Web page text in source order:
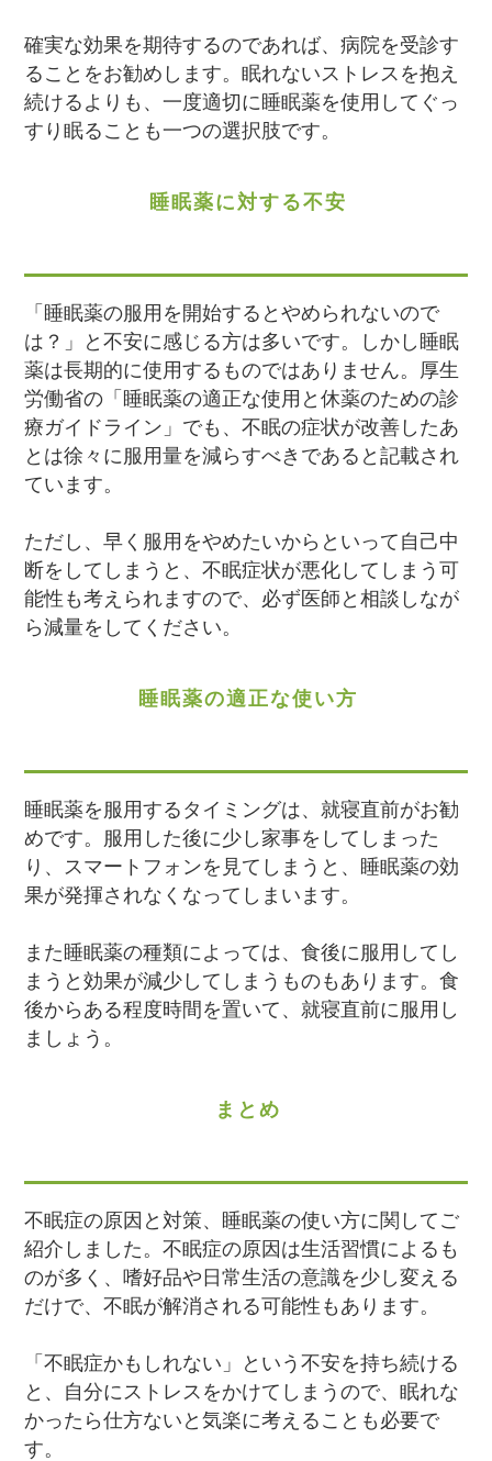
確実な効果を期待するのであれば、病院を受診す
ることをお勧めします。眠れないストレスを抱え
続けるよりも、一度適切に睡眠薬を使用してぐっ
すり眠ることも一つの選択肢です。
睡眠薬に対する不安
「睡眠薬の服用を開始するとやめられないので
は？」と不安に感じる方は多いです。しかし睡眠
薬は長期的に使用するものではありません。厚生
労働省の「睡眠薬の適正な使用と休薬のための診
療ガイドライン」でも、不眠の症状が改善したあ
とは徐々に服用量を減らすべきであると記載され
ています。
ただし、早く服用をやめたいからといって自己中
断をしてしまうと、不眠症状が悪化してしまう可
能性も考えられますので、必ず医師と相談しなが
ら減量をしてください。
睡眠薬の適正な使い方
睡眠薬を服用するタイミングは、就寝直前がお勧
めです。服用した後に少し家事をしてしまった
り、スマートフォンを見てしまうと、睡眠薬の効
果が発揮されなくなってしまいます。
また睡眠薬の種類によっては、食後に服用してし
まうと効果が減少してしまうものもあります。食
後からある程度時間を置いて、就寝直前に服用し
ましょう。
まとめ
不眠症の原因と対策、睡眠薬の使い方に関してご
紹介しました。不眠症の原因は生活習慣によるも
のが多く、嗜好品や日常生活の意識を少し変える
だけで、不眠が解消される可能性もあります。
「不眠症かもしれない」という不安を持ち続ける
と、自分にストレスをかけてしまうので、眠れな
かったら仕方ないと気楽に考えることも必要で
す。